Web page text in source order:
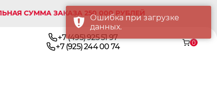
ЗАКАЗА 250 000 РУБЛЕЙ
+7 (495) 925 51 97
+7 (925) 244 00 74
0
Ошибка при загрузке
данных.